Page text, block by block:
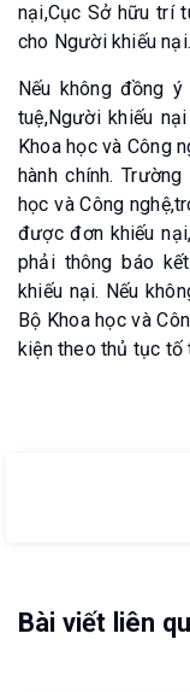
nại,Cục Sở hữu trí
cho Người khiếu nại.
Nếu không đồng
tuệ,Người khiếu
Khoa học và Công
hành chính.
học và Công
được đơn khiếu
phải thông báo
khiếu nại. Nếu
Bộ Khoa học và
kiện theo thủ tục tố
Bài viết liên